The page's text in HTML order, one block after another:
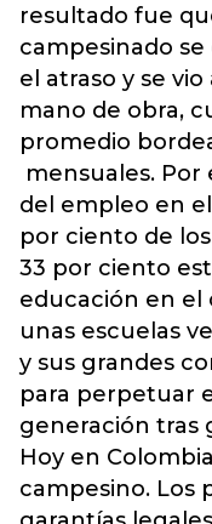
resultado fue
campesinado
el atraso y se
mano de obra,
promedio
mensuales. Por
del empleo en
por ciento de
33 por ciento
educación en el
unas escuelas
y sus grandes
para perpetuar
generación tras
Hoy en
campesino. Los